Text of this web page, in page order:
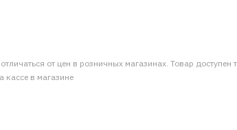
от цен в розничных магазинах. Товар
кассе в магазине